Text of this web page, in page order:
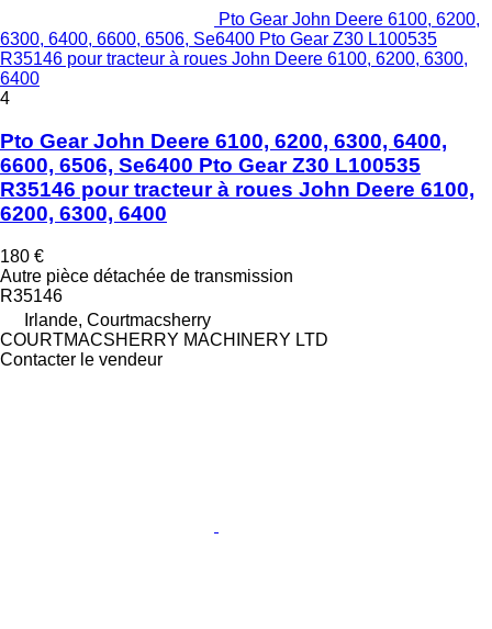
Pto Gear John Deere 6100, 6200,
6300, 6400, 6600, 6506, Se6400 Pto Gear Z30 L100535
R35146 pour tracteur à roues John Deere 6100, 6200, 6300,
6400
4
Pto Gear John Deere 6100, 6200, 6300, 6400,
6600, 6506, Se6400 Pto Gear Z30 L100535
R35146 pour tracteur à roues John Deere 6100,
6200, 6300, 6400
180 €
Autre pièce détachée de transmission
R35146
Irlande, Courtmacsherry
COURTMACSHERRY MACHINERY LTD
Contacter le vendeur